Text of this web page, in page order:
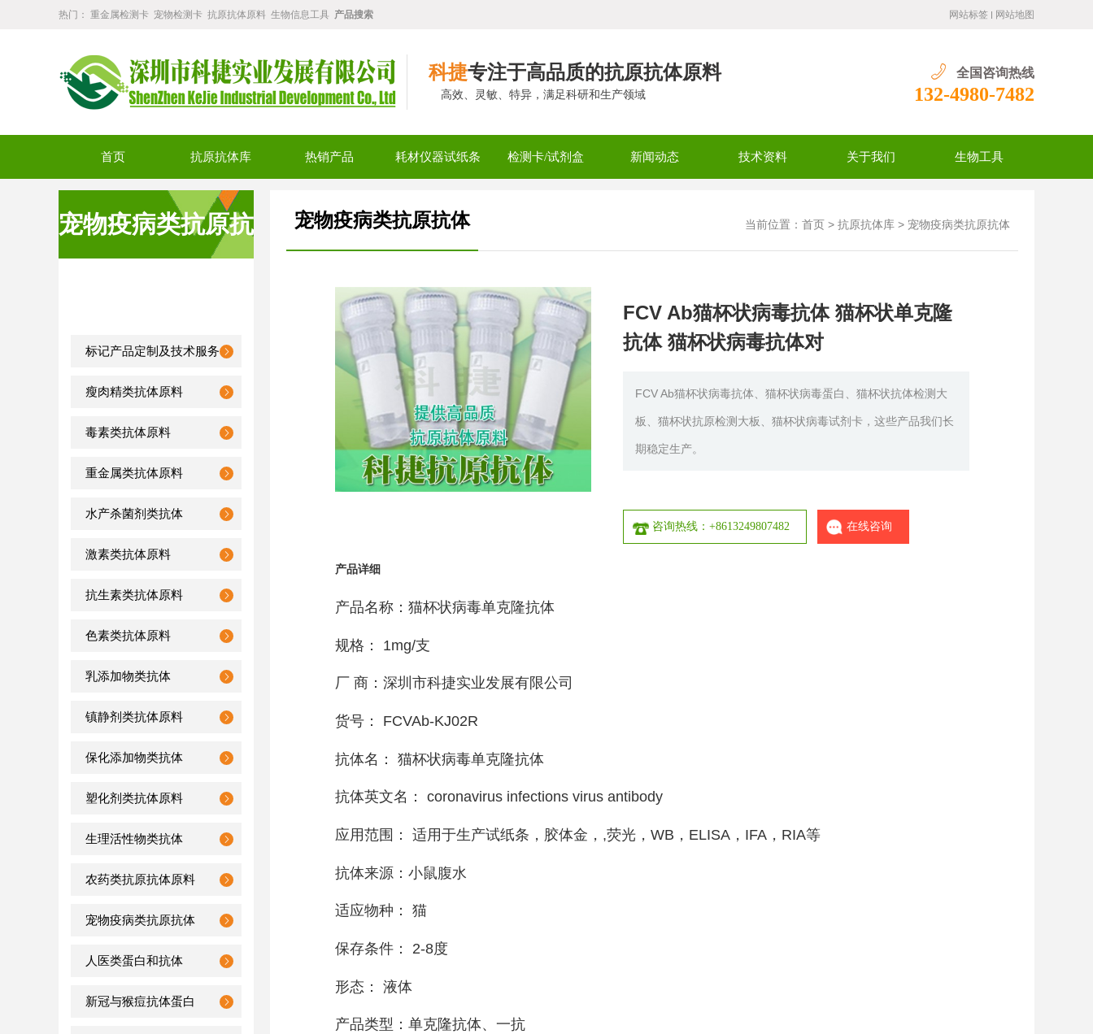
热门： 重金属检测卡 宠物检测卡 抗原抗体原料 生物信息工具 产品搜索 网站标签 网站地图
科捷专注于高品质的抗原抗体原料
高效、灵敏、特异，满足科研和生产领域
全国咨询热线
132-4980-7482
首页 抗原抗体库 热销产品 耗材仪器试纸条 检测卡/试剂盒 新闻动态 技术资料 关于我们 生物工具
宠物疫病类抗原抗
标记产品定制及技术服务
瘦肉精类抗体原料
毒素类抗体原料
重金属类抗体原料
水产杀菌剂类抗体
激素类抗体原料
抗生素类抗体原料
色素类抗体原料
乳添加物类抗体
镇静剂类抗体原料
保化添加物类抗体
塑化剂类抗体原料
生理活性物类抗体
农药类抗原抗体原料
宠物疫病类抗原抗体
人医类蛋白和抗体
新冠与猴痘抗体蛋白
宠物疫病类抗原抗体 当前位置： 首页 > 抗原抗体库 > 宠物疫病类抗原抗体
FCV Ab猫杯状病毒抗体 猫杯状单克隆
抗体 猫杯状病毒抗体对
FCV Ab猫杯状病毒抗体、猫杯状病毒蛋白、猫杯状抗体检测大
板、猫杯状抗原检测大板、猫杯状病毒试剂卡，这些产品我们长
期稳定生产。
咨询热线：+8613249807482 在线咨询
产品详细
产品名称：猫杯状病毒单克隆抗体
规格： 1mg/支
厂 商：深圳市科捷实业发展有限公司
货号： FCVAb-KJ02R
抗体名： 猫杯状病毒单克隆抗体
抗体英文名： coronavirus infections virus antibody
应用范围： 适用于生产试纸条，胶体金，,荧光，WB，ELISA，IFA，RIA等
抗体来源：小鼠腹水
适应物种： 猫
保存条件： 2-8度
形态： 液体
产品类型：单克隆抗体、一抗